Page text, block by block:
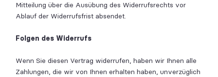
Mitteilung über die Ausübung des Widerrufsrechts vor
Ablauf der Widerrufsfrist absendet.
Folgen des Widerrufs
Wenn Sie diesen Vertrag widerrufen, haben wir Ihnen alle
Zahlungen, die wir von Ihnen erhalten haben, unverzüglich